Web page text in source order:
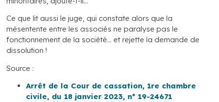
Ce que lit aussi le juge, qui constate alors que la
mésentente entre les associés ne paralyse pas le
fonctionnement de la société… et rejette la demande de
dissolution !
Source :
Arrêt de la Cour de cassation, 1re chambre
civile, du 18 janvier 2023, n° 19-24671